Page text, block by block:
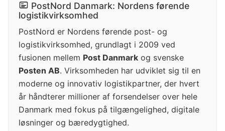
PostNord Danmark: Nordens førende
logistikvirksomhed
PostNord er Nordens førende post- og
logistikvirksomhed, grundlagt i 2009 ved
fusionen mellem Post Danmark og svenske
Posten AB. Virksomheden har udviklet sig til en
moderne og innovativ logistikpartner, der hvert
år håndterer millioner af forsendelser over hele
Danmark med fokus på tilgængelighed, digitale
løsninger og bæredygtighed.